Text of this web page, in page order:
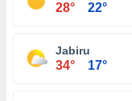
28° 22°
Jabiru
34° 17°